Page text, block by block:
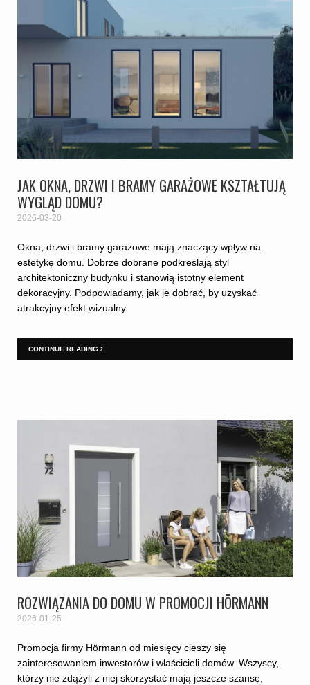
JAK OKNA, DRZWI I BRAMY GARAŻOWE KSZTAŁTUJĄ
WYGLĄD DOMU?
2026-03-20
Okna, drzwi i bramy garażowe mają znaczący wpływ na
estetykę domu. Dobrze dobrane podkreślają styl
architektoniczny budynku i stanowią istotny element
dekoracyjny. Podpowiadamy, jak je dobrać, by uzyskać
atrakcyjny efekt wizualny.
CONTINUE READING
ROZWIĄZANIA DO DOMU W PROMOCJI HÖRMANN
2026-01-25
Promocja firmy Hörmann od miesięcy cieszy się
zainteresowaniem inwestorów i właścicieli domów. Wszyscy,
którzy nie zdążyli z niej skorzystać mają jeszcze szansę,